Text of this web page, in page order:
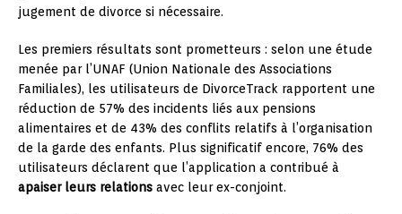
jugement de divorce si nécessaire.
Les premiers résultats sont prometteurs : selon une étude
menée par l’UNAF (Union Nationale des Associations
Familiales), les utilisateurs de DivorceTrack rapportent une
réduction de 57% des incidents liés aux pensions
alimentaires et de 43% des conflits relatifs à l’organisation
de la garde des enfants. Plus significatif encore, 76% des
utilisateurs déclarent que l’application a contribué à
apaiser leurs relations avec leur ex-conjoint.